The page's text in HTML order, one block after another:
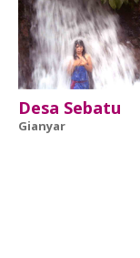
Desa Sebatu
Gianyar